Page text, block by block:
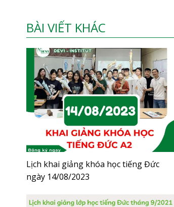
BÀI VIẾT KHÁC
Lịch khai giảng khóa học tiếng Đức
ngày 14/08/2023